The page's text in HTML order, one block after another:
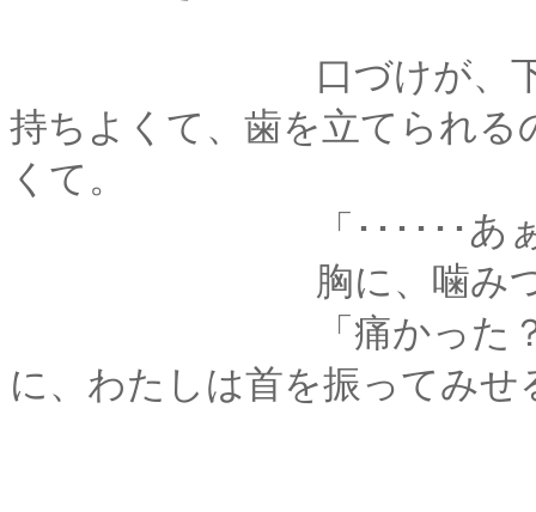
口づけが、下へ下へ
持ちよくて、歯を立てられ
くて。
「･･････あぁ
胸に、噛みつかれ
「痛かった？」と、
に、わたしは首を振ってみせ